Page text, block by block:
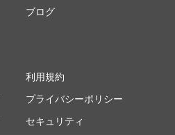
ブログ
利用規約
プライバシーポリシー
セキュリティ